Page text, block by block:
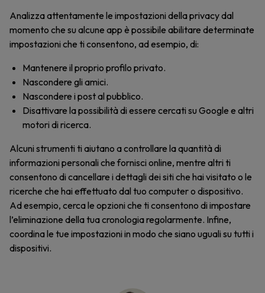
Analizza attentamente le impostazioni della privacy dal
momento che su alcune app è possibile abilitare determinate
impostazioni che ti consentono, ad esempio, di:
Mantenere il proprio profilo privato.
Nascondere gli amici.
Nascondere i post al pubblico.
Disattivare la possibilità di essere cercati su Google e altri
motori di ricerca.
Alcuni strumenti ti aiutano a controllare la quantità di
informazioni personali che fornisci online, mentre altri ti
consentono di cancellare i dettagli dei siti che hai visitato o le
ricerche che hai effettuato dal tuo computer o dispositivo.
Ad esempio, cerca le opzioni che ti consentono di impostare
l’eliminazione della tua cronologia regolarmente. Infine,
coordina le tue impostazioni in modo che siano uguali su tutti i
dispositivi.